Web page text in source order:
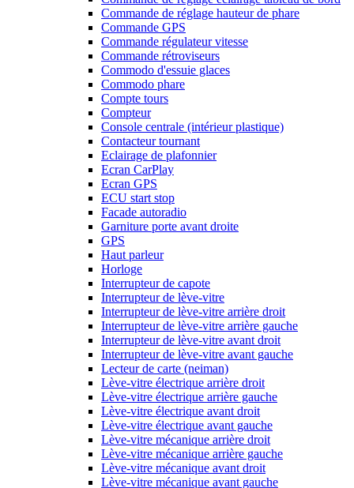
Commande de réglage hauteur de phare
Commande GPS
Commande régulateur vitesse
Commande rétroviseurs
Commodo d'essuie glaces
Commodo phare
Compte tours
Compteur
Console centrale (intérieur plastique)
Contacteur tournant
Eclairage de plafonnier
Ecran CarPlay
Ecran GPS
ECU start stop
Facade autoradio
Garniture porte avant droite
GPS
Haut parleur
Horloge
Interrupteur de capote
Interrupteur de lève-vitre
Interrupteur de lève-vitre arrière droit
Interrupteur de lève-vitre arrière gauche
Interrupteur de lève-vitre avant droit
Interrupteur de lève-vitre avant gauche
Lecteur de carte (neiman)
Lève-vitre électrique arrière droit
Lève-vitre électrique arrière gauche
Lève-vitre électrique avant droit
Lève-vitre électrique avant gauche
Lève-vitre mécanique arrière droit
Lève-vitre mécanique arrière gauche
Lève-vitre mécanique avant droit
Lève-vitre mécanique avant gauche